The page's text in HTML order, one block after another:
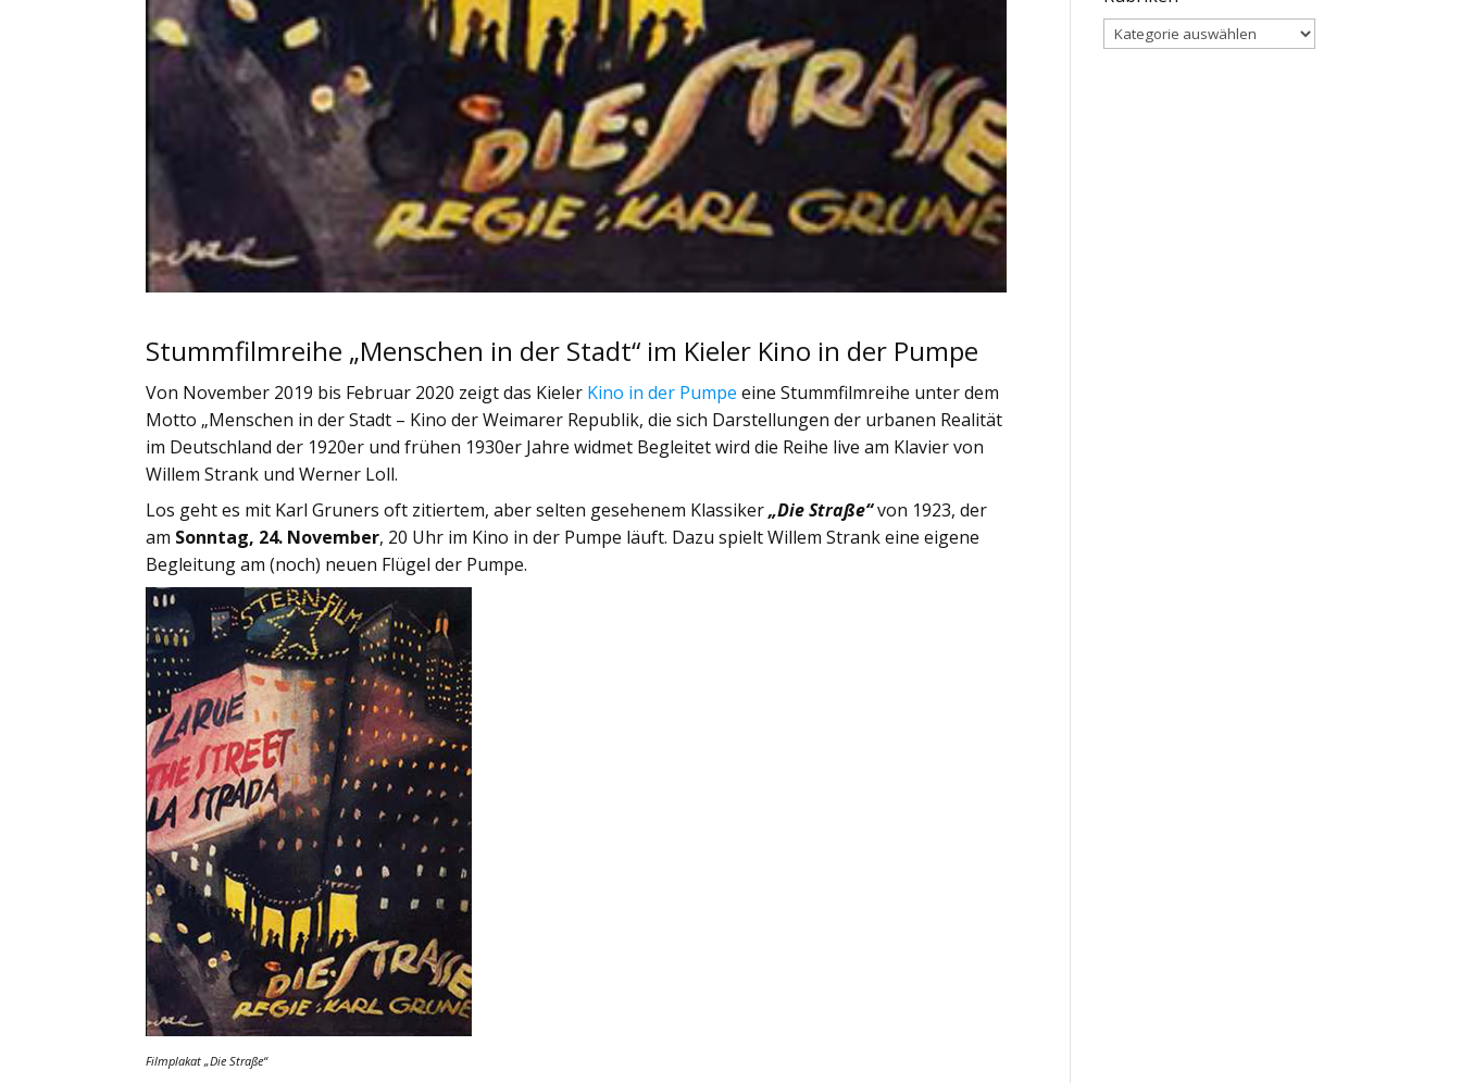
Stummfilmreihe „Menschen in der Stadt“ im Kieler Kino in der Pumpe
Von November 2019 bis Februar 2020 zeigt das Kieler Kino in der Pumpe eine Stummfilmreihe unter dem
Motto „Menschen in der Stadt – Kino der Weimarer Republik, die sich Darstellungen der urbanen Realität
im Deutschland der 1920er und frühen 1930er Jahre widmet Begleitet wird die Reihe live am Klavier von
Willem Strank und Werner Loll.
Los geht es mit Karl Gruners oft zitiertem, aber selten gesehenem Klassiker „Die Straße“von 1923, der
am Sonntag, 24. November, 20 Uhr im Kino in der Pumpe läuft. Dazu spielt Willem Strank eine eigene
Begleitung am (noch) neuen Flügel der Pumpe.
Filmplakat„Die Straße“
Rubriken